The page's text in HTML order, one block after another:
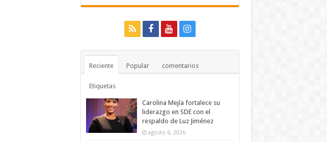
Reciente Popular comentarios
Etiquetas
Carolina Mejía fortalece su
liderazgo en SDE con el
respaldo de Luz Jiménez
agosto 6, 2026